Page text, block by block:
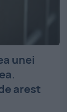
unei
arest